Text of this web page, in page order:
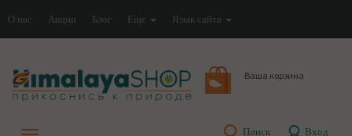
О нас Акции Блог Еще Язык сайта
Ваша корзина
Поиск Вход